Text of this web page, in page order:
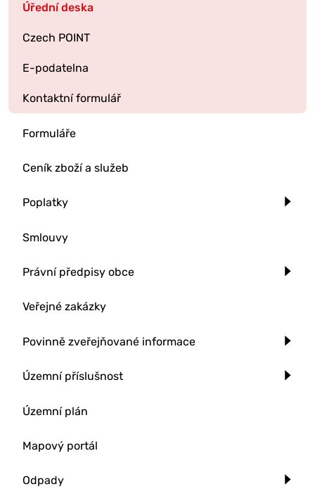
Úřední deska
Czech POINT
E-podatelna
Kontaktní formulář
Formuláře
Ceník zboží a služeb
Poplatky
Smlouvy
Právní předpisy obce
Veřejné zakázky
Povinně zveřejňované informace
Územní příslušnost
Územní plán
Mapový portál
Odpady